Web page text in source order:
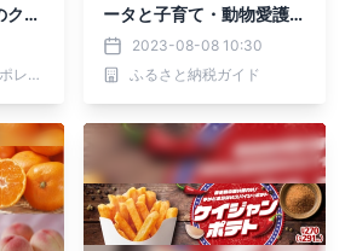
クレ
カ
を
が
株式会社ライフコーポレーション
ータと子育て・動物愛護な
どの実例を紹介
2023-08-08 10:30
ふるさと納税ガイド